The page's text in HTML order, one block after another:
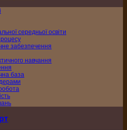
середньої освіти
забезпечення
навчання
база